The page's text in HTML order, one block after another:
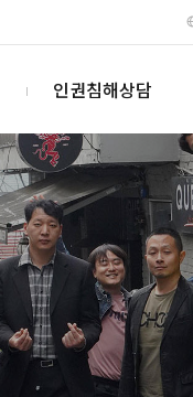
인권침해상담